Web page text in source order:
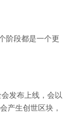
阶段都是一个更
会发布上线，会以
产生创世区块，